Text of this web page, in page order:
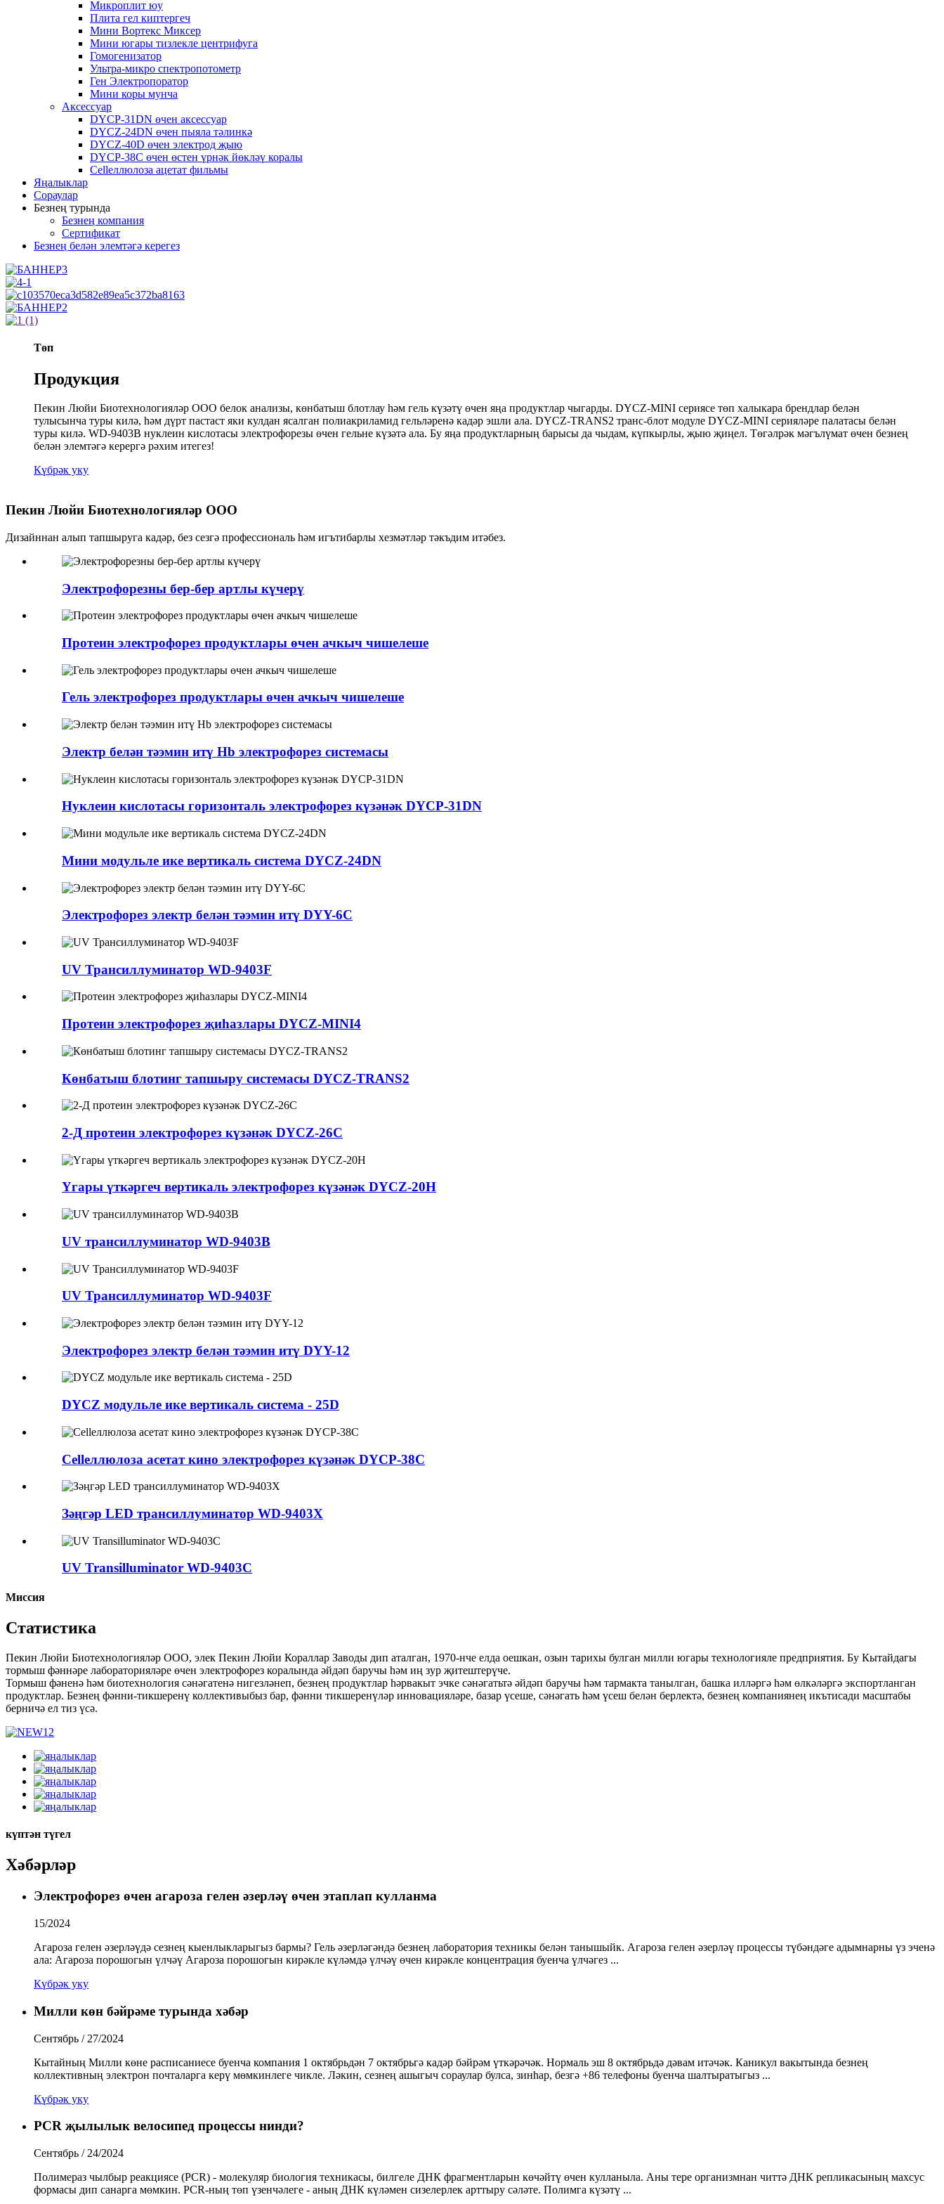
Микроплит юу
Плита гел киптергеч
Мини Вортекс Миксер
Мини югары тизлекле центрифуга
Гомогенизатор
Ультра-микро спектропотометр
Ген Электропоратор
Мини коры мунча
Аксессуар
DYCP-31DN өчен аксессуар
DYCZ-24DN өчен пыяла тәлинкә
DYCZ-40D өчен электрод җыю
DYCP-38C өчен өстен үрнәк йөкләү коралы
Cellеллюлоза ацетат фильмы
Яңалыклар
Сораулар
Безнең турында
Безнең компания
Сертификат
Безнең белән элемтәгә керегез
Төп
Продукция
Пекин Люйи Биотехнологияләр ООО белок анализы, көнбатыш блотлау һәм гель күзәтү өчен яңа продуктлар чыгарды. DYCZ-MINI сериясе төп халыкара брендлар белән
тулысынча туры килә, һәм дүрт пастаст яки кулдан ясалган полиакриламид гельләренә кадәр эшли ала. DYCZ-TRANS2 транс-блот модуле DYCZ-MINI серияләре палатасы белән
туры килә. WD-9403B нуклеин кислотасы электрофорезы өчен гельне күзәтә ала. Бу яңа продуктларның барысы да чыдам, күпкырлы, җыю җиңел. Төгәлрәк мәгълүмат өчен безнең
белән элемтәгә керергә рәхим итегез!
Күбрәк уку
Пекин Люйи Биотехнологияләр ООО
Дизайннан алып тапшыруга кадәр, без сезгә профессиональ һәм игътибарлы хезмәтләр тәкъдим итәбез.
Электрофорезны бер-бер артлы күчерү
Протеин электрофорез продуктлары өчен ачкыч чишелеше
Гель электрофорез продуктлары өчен ачкыч чишелеше
Электр белән тәэмин итү Hb электрофорез системасы
Нуклеин кислотасы горизонталь электрофорез күзәнәк DYCP-31DN
Мини модульле ике вертикаль система DYCZ-24DN
Электрофорез электр белән тәэмин итү DYY-6C
UV Трансиллуминатор WD-9403F
Протеин электрофорез җиһазлары DYCZ-MINI4
Көнбатыш блотинг тапшыру системасы DYCZ-TRANS2
2-Д протеин электрофорез күзәнәк DYCZ-26C
Yгары үткәргеч вертикаль электрофорез күзәнәк DYCZ-20H
UV трансиллуминатор WD-9403B
UV Трансиллуминатор WD-9403F
Электрофорез электр белән тәэмин итү DYY-12
DYCZ модульле ике вертикаль система - 25D
Cellеллюлоза асетат кино электрофорез күзәнәк DYCP-38C
Зәңгәр LED трансиллуминатор WD-9403X
UV Transilluminator WD-9403C
Миссия
Статистика
Пекин Люйи Биотехнологияләр ООО, элек Пекин Люйи Кораллар Заводы дип аталган, 1970-нче елда оешкан, озын тарихы булган милли югары технологияле предприятия. Бу Кытайдагы
тормыш фәннәре лабораторияләре өчен электрофорез коралында әйдәп баручы һәм иң зур җитештерүче.
Тормыш фәненә һәм биотехнология сәнәгатенә нигезләнеп, безнең продуктлар һәрвакыт эчке сәнәгатьтә әйдәп баручы һәм тармакта танылган, башка илләргә һәм өлкәләргә экспортланган
продуктлар. Безнең фәнни-тикшеренү коллективыбыз бар, фәнни тикшеренүләр инновацияләре, базар үсеше, сәнәгать һәм үсеш белән берлектә, безнең компаниянең икътисади масштабы
берничә ел тиз үсә.
күптән түгел
Хәбәрләр
Электрофорез өчен агароза гелен әзерләү өчен этаплап кулланма
15/2024
Агароза гелен әзерләүдә сезнең кыенлыкларыгыз бармы? Гель әзерләгәндә безнең лаборатория техникы белән танышыйк. Агароза гелен әзерләү процессы түбәндәге адымнарны үз эченә
ала: Агароза порошогын үлчәү Агароза порошогын кирәкле күләмдә үлчәү өчен кирәкле концентрация буенча үлчәгез ...
Күбрәк уку
Милли көн бәйрәме турында хәбәр
Сентябрь / 27/2024
Кытайның Милли көне расписаниесе буенча компания 1 октябрьдән 7 октябрьгә кадәр бәйрәм үткәрәчәк. Нормаль эш 8 октябрьдә дәвам итәчәк. Каникул вакытында безнең
коллективның электрон почталарга керү мөмкинлеге чикле. Ләкин, сезнең ашыгыч сораулар булса, зинһар, безгә +86 телефоны буенча шалтыратыгыз ...
Күбрәк уку
PCR җылылык велосипед процессы нинди?
Сентябрь / 24/2024
Полимераз чылбыр реакциясе (PCR) - молекуляр биология техникасы, билгеле ДНК фрагментларын көчәйтү өчен кулланыла. Аны тере организмнан читтә ДНК репликасының махсус
формасы дип санарга мөмкин. PCR-ның төп үзенчәлеге - аның ДНК күләмен сизелерлек арттыру сәләте. Полимга күзәтү ...